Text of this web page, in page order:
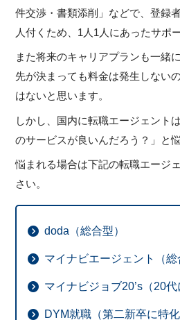
件交渉・書類添削」などで、登録
人付くため、1人1人にあったサポ
また将来のキャリアプランも一緒
先が決まっても料金は発生しない
はないと思います。
しかし、国内に転職エージェント
のサービスが良いんだろう？」と
悩まれる場合は下記の転職エージ
さい。
doda（総合型）
マイナビエージェント（総
マイナビジョブ20’s（20代
DYM就職（第二新卒に特化